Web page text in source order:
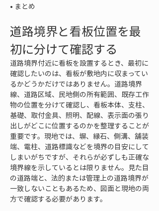
• まとめ
道路境界と看板位置を最
初に分けて確認する
道路境界付近に看板を設置するとき、最初に
確認したいのは、看板が敷地内に収まってい
るかどうかだけではありません。道路境界
線、道路区域、民地側の所有範囲、既存工作
物の位置を分けて確認し、看板本体、支柱、
基礎、取付金具、照明、配線、表示面の張り
出しがどこに位置するのかを整理することが
重要です。現地では、塀、縁石、側溝、舗装
端、電柱、道路標識などを境界の目安にして
しまいがちですが、それらが必ずしも正確な
境界線を示しているとは限りません。見た目
の道路端と、法的または管理上の道路境界が
一致しないこともあるため、図面と現地の両
方で確認する必要があります。